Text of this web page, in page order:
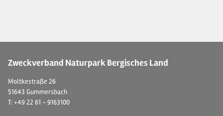
Zweckverband Naturpark Bergisches Land
Moltkestraße 26
51643 Gummersbach
T: +49 22 61 - 9163100